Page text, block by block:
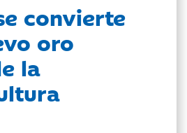
convierte
oro
la